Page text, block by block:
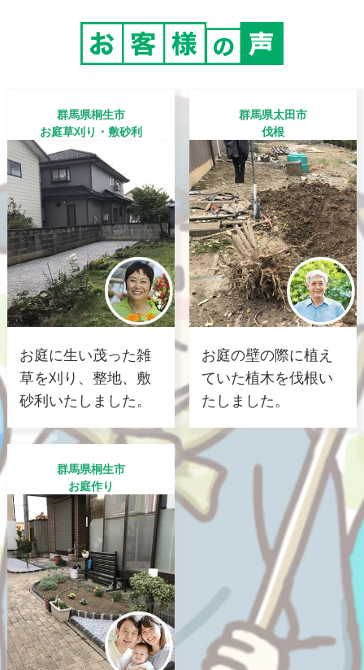
群馬県桐生市
お庭草刈り・敷砂利
お庭に生い茂った雑
草を刈り、整地、敷
砂利いたしました。
群馬県太田市
伐根
お庭の壁の際に植え
ていた植木を伐根い
たしました。
群馬県桐生市
お庭作り